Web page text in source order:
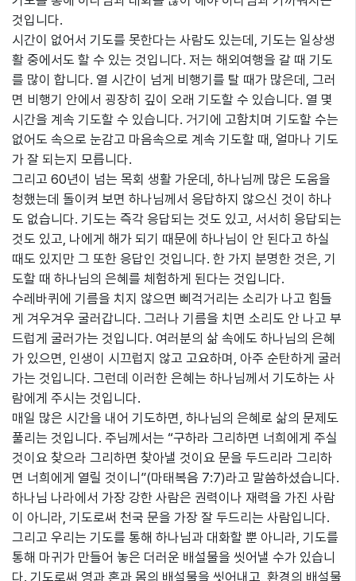
것입니다.
시간이 없어서 기도를 못한다는 사람도 있는데, 기도는 일상생
활 중에서도 할 수 있는 것입니다. 저는 해외여행을 갈 때 기도
를 많이 합니다. 열 시간이 넘게 비행기를 탈 때가 많은데, 그러
면 비행기 안에서 굉장히 깊이 오래 기도할 수 있습니다. 열 몇
시간을 계속 기도할 수 있습니다. 거기에 고함치며 기도할 수는
없어도 속으로 눈감고 마음속으로 계속 기도할 때, 얼마나 기도
가 잘 되는지 모릅니다.
그리고 60년이 넘는 목회 생활 가운데, 하나님께 많은 도움을
청했는데 돌이켜 보면 하나님께서 응답하지 않으신 것이 하나
도 없습니다. 기도는 즉각 응답되는 것도 있고, 서서히 응답되는
것도 있고, 나에게 해가 되기 때문에 하나님이 안 된다고 하실
때도 있지만 그 또한 응답인 것입니다. 한 가지 분명한 것은, 기
도할 때 하나님의 은혜를 체험하게 된다는 것입니다.
수레바퀴에 기름을 치지 않으면 삐걱거리는 소리가 나고 힘들
게 겨우겨우 굴러갑니다. 그러나 기름을 치면 소리도 안 나고 부
드럽게 굴러가는 것입니다. 여러분의 삶 속에도 하나님의 은혜
가 있으면, 인생이 시끄럽지 않고 고요하며, 아주 순탄하게 굴러
가는 것입니다. 그런데 이러한 은혜는 하나님께서 기도하는 사
람에게 주시는 것입니다.
매일 많은 시간을 내어 기도하면, 하나님의 은혜로 삶의 문제도
풀리는 것입니다. 주님께서는 “구하라 그리하면 너희에게 주실
것이요 찾으라 그리하면 찾아낼 것이요 문을 두드리라 그리하
면 너희에게 열릴 것이니”(마태복음 7:7)라고 말씀하셨습니다.
하나님 나라에서 가장 강한 사람은 권력이나 재력을 가진 사람
이 아니라, 기도로써 천국 문을 가장 잘 두드리는 사람입니다.
그리고 우리는 기도를 통해 하나님과 대화할 뿐 아니라, 기도를
통해 마귀가 만들어 놓은 더러운 배설물을 씻어낼 수가 있습니
다. 기도로써 영과 혼과 몸의 배설물을 씻어내고, 환경의 배설물